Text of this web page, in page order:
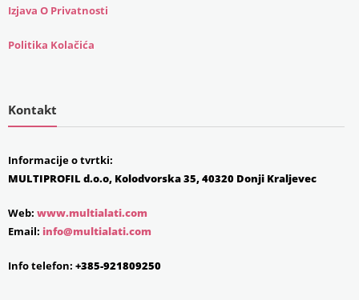
Izjava O Privatnosti
Politika Kolačića
Kontakt
Informacije o tvrtki:
MULTIPROFIL d.o.o, Kolodvorska 35, 40320 Donji Kraljevec
Web: www.multialati.com
Email: info@multialati.com
Info telefon: +385-921809250